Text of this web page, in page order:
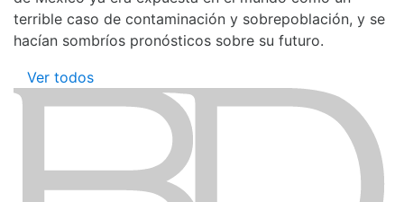
terrible caso de contaminación y sobrepoblación, y se
hacían sombríos pronósticos sobre su futuro.
Ver todos